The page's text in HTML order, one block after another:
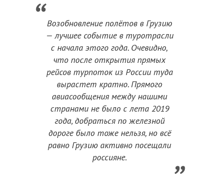
Возобновление полётов в Грузию
— лучшее событие в туротрасли
с начала этого года. Очевидно,
что после открытия прямых
рейсов турпоток из России туда
вырастет кратно. Прямого
авиасообщения между нашими
странами не было с лета 2019
года, добраться по железной
дороге было тоже нельзя, но всё
равно Грузию активно посещали
россияне.